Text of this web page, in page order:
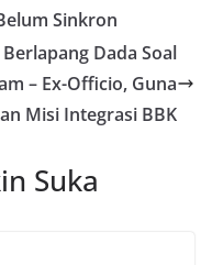
Sinkron
Dada Soal
– Ex-Officio, Guna
Misi Integrasi BBK
Suka